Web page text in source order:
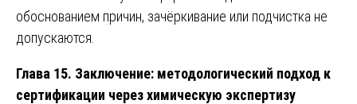
обоснованием причин, зачёркивание или подчистка не
допускаются.
Глава 15. Заключение: методологический подход к
сертификации через химическую экспертизу